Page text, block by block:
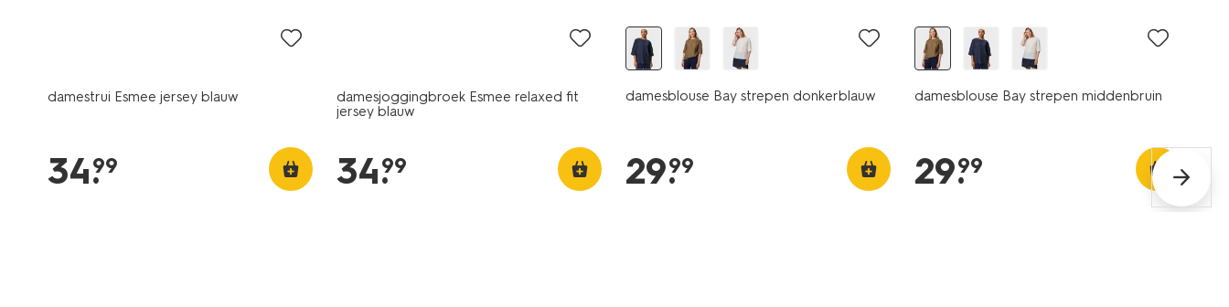
damestrui Esmee jersey blauw
34.
99
damesjoggingbroek Esmee relaxed fit
jersey blauw
34.
99
damesblouse Bay strepen donkerblauw
29.
99
damesblouse Bay strepen middenbruin
29.
99